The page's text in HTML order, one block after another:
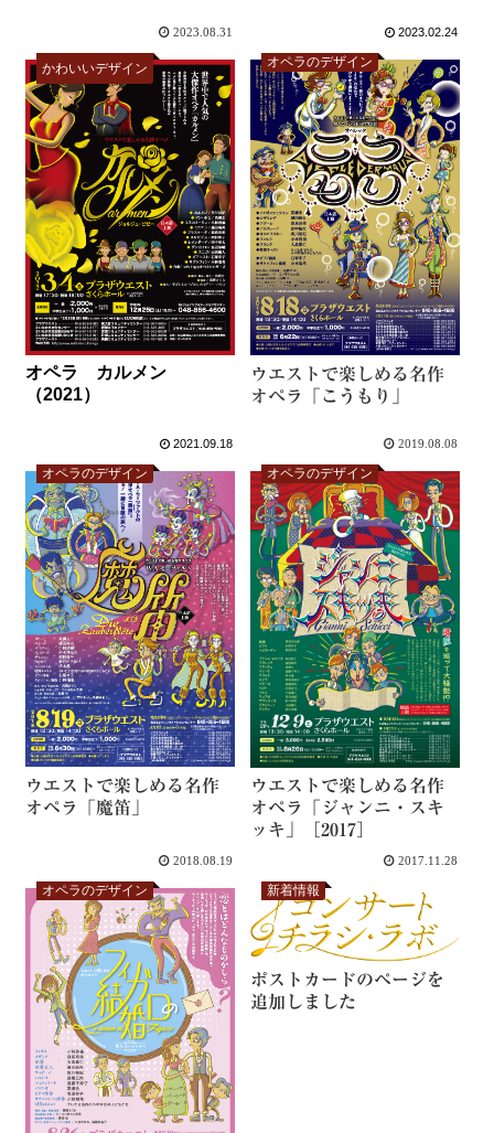
2023.08.31 2023.02.24
かわいいデザイン
オペラ カルメン
（2021）
2021.09.18
オペラのデザイン
ウエストで楽しめる名作
オペラ「こうもり」
2019.08.08
オペラのデザイン
ウエストで楽しめる名作
オペラ「魔笛」
2018.08.19
オペラのデザイン
ウエストで楽しめる名作
オペラ「ジャンニ・スキ
ッキ」［2017］
2017.11.28
オペラのデザイン 新着情報
ポストカードのページを
追加しました